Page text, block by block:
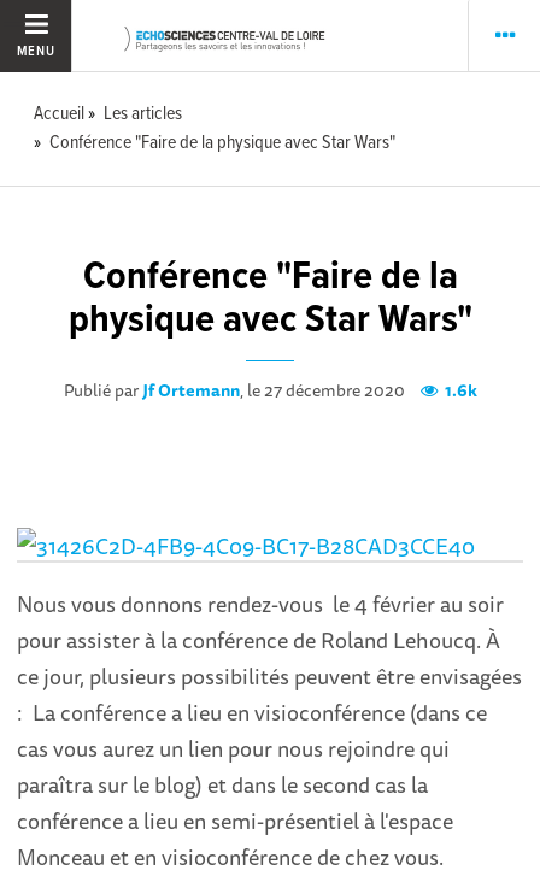
MENU
Accueil
Les articles
Conférence "Faire de la physique avec Star Wars"
Conférence "Faire de la
physique avec Star Wars"
Publié parJf Ortemann, le 27 décembre 2020 1.6k
Nous vous donnons rendez-vous le 4 février au soir
pour assister à la conférence de Roland Lehoucq. À
ce jour, plusieurs possibilités peuvent être envisagées
: La conférence a lieu en visioconférence (dans ce
cas vous aurez un lien pour nous rejoindre qui
paraîtra sur le blog) et dans le second cas la
conférence a lieu en semi-présentiel à l'espace
Monceau et en visioconférence de chez vous.